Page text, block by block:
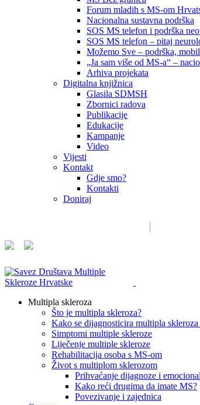
Forum mladih s MS-om
Nacionalna sustavna podrška
SOS MS telefon i podrška
SOS MS telefon – pitaj
Možemo Sve – podrška,
„Ja sam više od MS-a“ –
Arhiva projekata
Digitalna knjižnica
Glasila SDMSH
Zbornici radova
Publikacije
Edukacije
Kampanje
Video
Vijesti
Kontakt
Gdje smo?
Kontakti
Doniraj
Multipla skleroza
Što je multipla skleroza?
Kako se dijagnosticira multipla
Simptomi multiple skleroze
Liječenje multiple skleroze
Rehabilitacija osoba s MS-om
Život s multiplom sklerozom
Prihvaćanje dijagnoze i
Kako reći drugima da imate MS?
Povezivanje i zajednica